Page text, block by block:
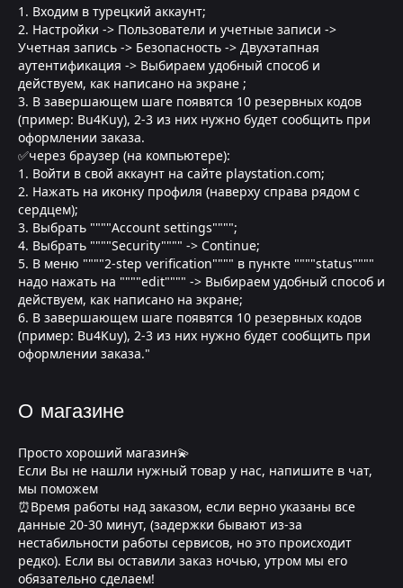
1. Входим в турецкий аккаунт;
2. Настройки -> Пользователи и учетные записи ->
Учетная запись -> Безопасность -> Двухэтапная
аутентификация -> Выбираем удобный способ и
действуем, как написано на экране ;
3. В завершающем шаге появятся 10 резервных кодов
(пример: Bu4Kuy), 2-3 из них нужно будет сообщить при
оформлении заказа.
✅через браузер (на компьютере):
1. Войти в свой аккаунт на сайте playstation.com;
2. Нажать на иконку профиля (наверху справа рядом с
сердцем);
3. Выбрать """"Account settings"""";
4. Выбрать """"Security"""" -> Continue;
5. В меню """"2-step verification"""" в пункте """"status""""
надо нажать на """"edit"""" -> Выбираем удобный способ и
действуем, как написано на экране;
6. В завершающем шаге появятся 10 резервных кодов
(пример: Bu4Kuy), 2-3 из них нужно будет сообщить при
оформлении заказа."
О магазине
Просто хороший магазин💫
Если Вы не нашли нужный товар у нас, напишите в чат,
мы поможем
⏰Время работы над заказом, если верно указаны все
данные 20-30 минут, (задержки бывают из-за
нестабильности работы сервисов, но это происходит
редко). Если вы оставили заказ ночью, утром мы его
обязательно сделаем!